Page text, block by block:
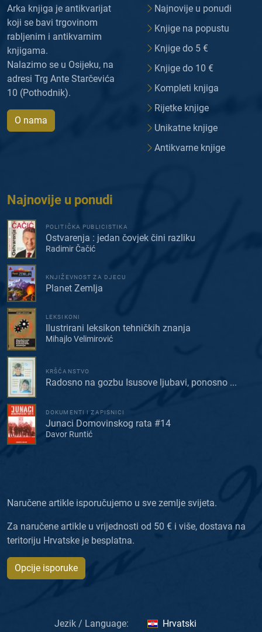
Arka knjiga je antikvarijat
koji se bavi trgovinom
rabljenim i antikvarnim
knjigama.
Nalazimo se u Osijeku, na
adresi Trg Ante Starčevića
10 (Pothodnik).
O nama
Najnovije u ponudi
Knjige na popustu
Knjige do 5 €
Knjige do 10 €
Kompleti knjiga
Rijetke knjige
Unikatne knjige
Antikvarne knjige
Najnovije u ponudi
POLITIČKA PUBLICISTIKA
Ostvarenja : jedan čovjek čini razliku
Radimir Čačić
KNJIŽEVNOST ZA DJECU
Planet Zemlja
LEKSIKONI
Ilustrirani leksikon tehničkih znanja
Mihajlo Velimirović
KRŠĆANSTVO
Radosno na gozbu Isusove ljubavi, ponosno ...
DOKUMENTI I ZAPISNICI
Junaci Domovinskog rata #14
Davor Runtić
Naručene artikle isporučujemo u sve zemlje svijeta.
Za naručene artikle u vrijednosti od 50 € i više, dostava na
teritoriju Hrvatske je besplatna.
Opcije isporuke
Jezik / Language: Hrvatski